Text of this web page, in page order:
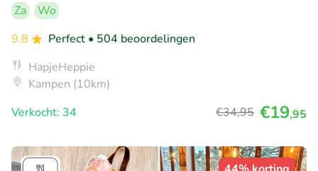
Za
Wo
9.8
Perfect • 504 beoordelingen
HapjeHeppie
Kampen (10km)
Verkocht: 34
€34,95 €19,95